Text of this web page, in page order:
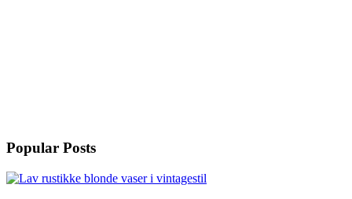
Popular Posts